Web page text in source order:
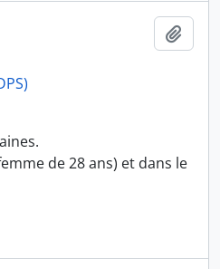
de 28 ans) et dans le